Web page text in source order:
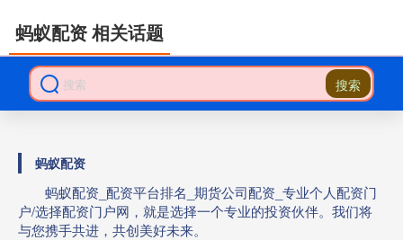
搜索
蚂蚁配资
蚂蚁配资_配资平台排名_期货公司配资_专业个人配资门
户/选择配资门户网，就是选择一个专业的投资伙伴。我们将
与您携手共进，共创美好未来。
蚂蚁配资 相关话题